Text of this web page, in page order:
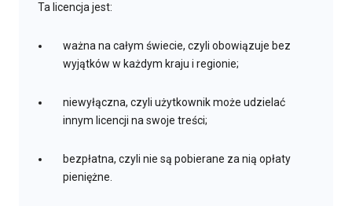
Ta licencja jest:
ważna na całym świecie, czyli obowiązuje bez
wyjątków w każdym kraju i regionie;
niewyłączna, czyli użytkownik może udzielać
innym licencji na swoje treści;
bezpłatna, czyli nie są pobierane za nią opłaty
pieniężne.